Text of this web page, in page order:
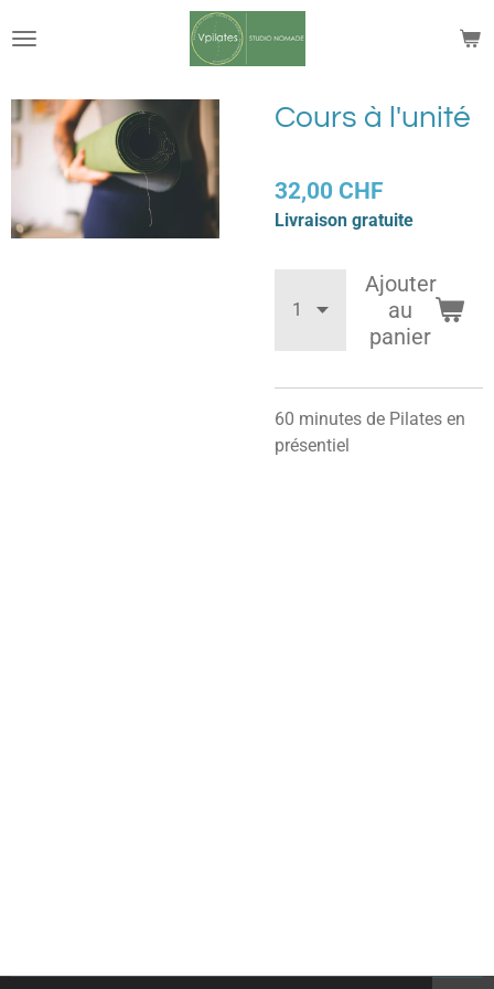
au
principal
Cours à l'unité
32,00 CHF
Livraison gratuite
Ajouter
au
panier
60 minutes de Pilates en
présentiel